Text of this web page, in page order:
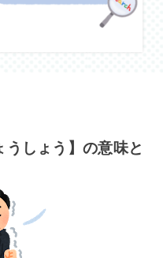
しょう】の意味と